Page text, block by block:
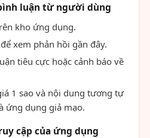
luận từ người dùng
kho ứng dụng.
xem phản hồi gần đây.
tiêu cực hoặc cảnh báo về
1 sao và nội dung tương tự
ứng dụng giả mạo.
cập của ứng dụng